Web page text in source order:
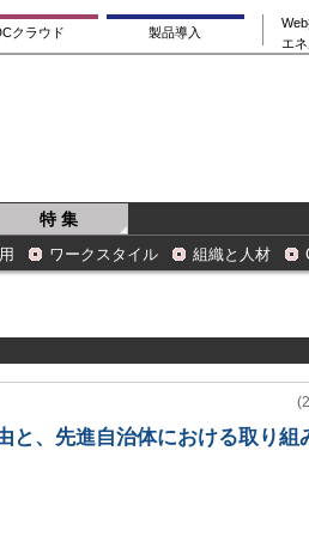
クラウド 製品導入
エ
特 集
ワークスタイル 組織と人材
と、先進自治体における取り組